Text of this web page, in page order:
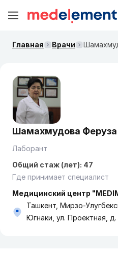
Главная Врачи
Шамахмудова
Лаборант
Общий стаж (лет): 47
Где принимает специалист
Медицинский центр
Ташкент, Мирзо-
Югнаки, ул. Проектная,